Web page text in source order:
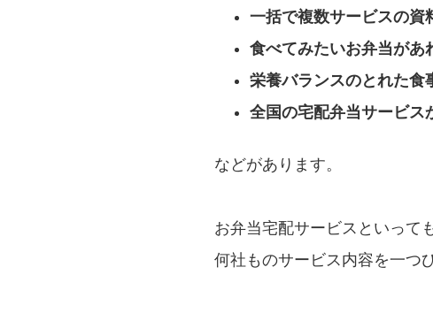
一括で複数サービスの資
食べてみたいお弁当があ
栄養バランスのとれた食
全国の宅配弁当サービス
などがあります。
お弁当宅配サービスといって
何社ものサービス内容を一つ